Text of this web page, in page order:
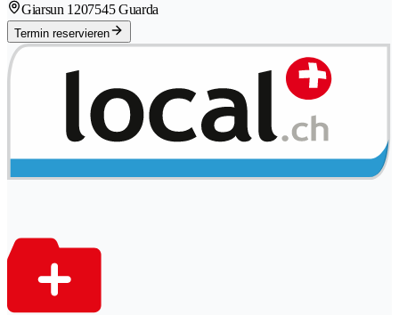
Giarsun 1207545 Guarda
Termin reservieren